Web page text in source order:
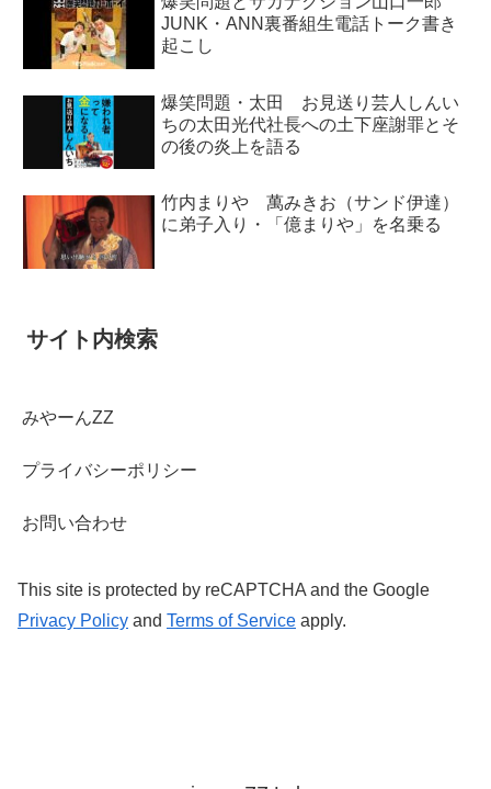
JUNK・ANN裏番組生電話トーク書き
起こし
爆笑問題・太田 お見送り芸人しんい
ちの太田光代社長への土下座謝罪とそ
の後の炎上を語る
竹内まりや 萬みきお（サンド伊達）
に弟子入り・「億まりや」を名乗る
サイト内検索
みやーんZZ
プライバシーポリシー
お問い合わせ
This site is protected by reCAPTCHA and the Google
Privacy Policy and Terms of Service apply.